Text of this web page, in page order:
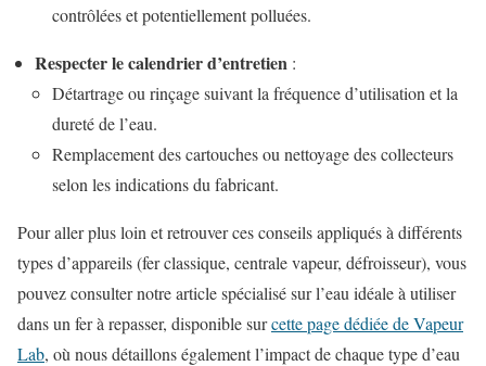
contrôlées et potentiellement polluées.
Respecter le calendrier d’entretien :
Détartrage ou rinçage suivant la fréquence d’utilisation et la
dureté de l’eau.
Remplacement des cartouches ou nettoyage des collecteurs
selon les indications du fabricant.
Pour aller plus loin et retrouver ces conseils appliqués à différents
types d’appareils (fer classique, centrale vapeur, défroisseur), vous
pouvez consulter notre article spécialisé sur l’eau idéale à utiliser
dans un fer à repasser, disponible surcette page dédiée de Vapeur
Lab, où nous détaillons également l’impact de chaque type d’eau